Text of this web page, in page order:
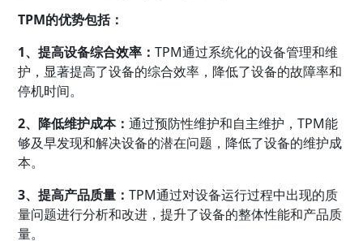
TPM的优势包括：
1、提高设备综合效率：TPM通过系统化的设备管理和维
护，显著提高了设备的综合效率，降低了设备的故障率和
停机时间。
2、降低维护成本：通过预防性维护和自主维护，TPM能
够及早发现和解决设备的潜在问题，降低了设备的维护成
本。
3、提高产品质量：TPM通过对设备运行过程中出现的质
量问题进行分析和改进，提升了设备的整体性能和产品质
量。